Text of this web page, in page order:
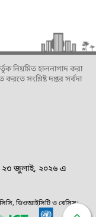
নিয়মিত হালনাগাদ করা
করতে সংশ্লিষ্ট দপ্তর সর্বদা
২৩ জুলাই, ২০২৬ এ
ডিওআইসিটি ও বেসিস।